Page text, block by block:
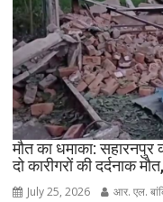
मौत का धमाका: सहारनपुर
दो कारीगरों की दर्दनाक
July 25, 2026 आर. एल.